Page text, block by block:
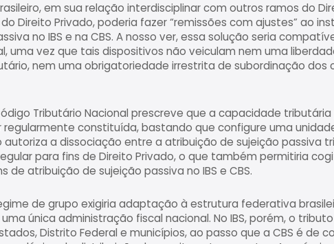
em sua relação interdisciplinar com outros ramos do
Direito Privado, poderia fazer “remissões com ajustes” ao
no IBS e na CBS. A nosso ver, essa solução seria
uma vez que tais dispositivos não veiculam nem uma
nem uma obrigatoriedade irrestrita de subordinação dos
Tributário Nacional prescreve que a capacidade
constituída, bastando que configure uma
autoriza a dissociação entre a atribuição de sujeição passiva
para fins de Direito Privado, o que também permitiria
atribuição de sujeição passiva no IBS e CBS.
de grupo exigiria adaptação à estrutura federativa
única administração fiscal nacional. No IBS, porém, o
Distrito Federal e municípios, ao passo que a CBS é de